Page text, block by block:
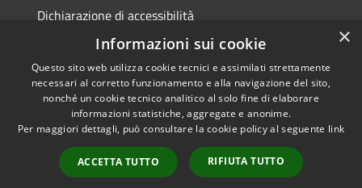
Dichiarazione di accessibilità
Accessibilità
Privacy
Mappa del sito
Copyright © 2026 • Comune di
Casperia • Powered by
Municipium•Accesso
redazione
×
Informazioni sui cookie
Questo sito web utilizza cookie tecnici e assimilati strettamente
necessari al corretto funzionamento e alla navigazione del sito,
nonché un cookie tecnico analitico al solo fine di elaborare
informazioni statistiche, aggregate e anonime.
Per maggiori dettagli, può consultare la cookie policy al seguente link
ACCETTA TUTTO RIFIUTA TUTTO